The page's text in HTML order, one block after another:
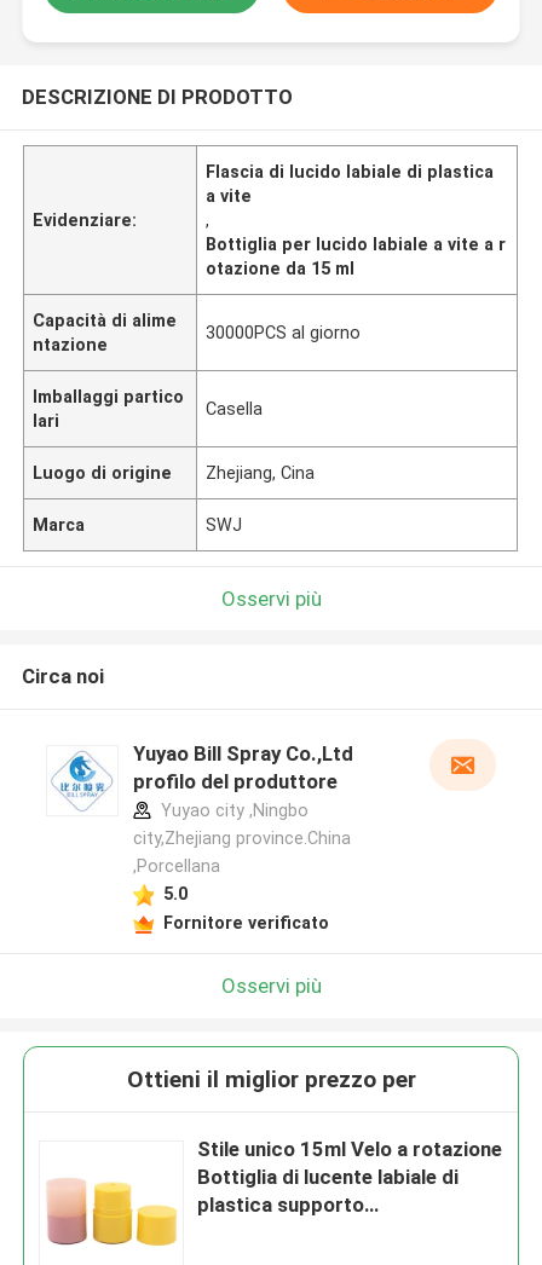
DESCRIZIONE DI PRODOTTO
Evidenziare:
Flascia di lucido labiale di plastica
a vite
,
Bottiglia per lucido labiale a vite a r
otazione da 15 ml
Capacità di alime
ntazione
30000PCS al giorno
Imballaggi partico
lari
Casella
Luogo di origine Zhejiang, Cina
Marca SWJ
Osservi più
Circa noi
Yuyao Bill Spray Co.,Ltd
profilo del produttore
Yuyao city ,Ningbo
city,Zhejiang province.China
,Porcellana
5.0
Fornitore verificato
Osservi più
Ottieni il miglior prezzo per
Stile unico 15ml Velo a rotazione
Bottiglia di lucente labiale di
plastica supporto